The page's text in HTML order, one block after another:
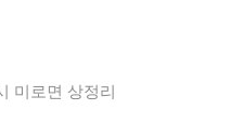
미로면 상정리